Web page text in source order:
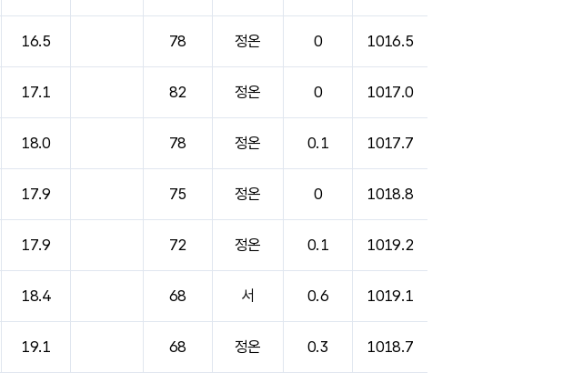
16.5 78 정온 0 1016.5
17.1 82 정온 0 1017.0
18.0 78 정온 0.1 1017.7
17.9 75 정온 0 1018.8
17.9 72 정온 0.1 1019.2
18.4 68 서 0.6 1019.1
19.1 68 정온 0.3 1018.7